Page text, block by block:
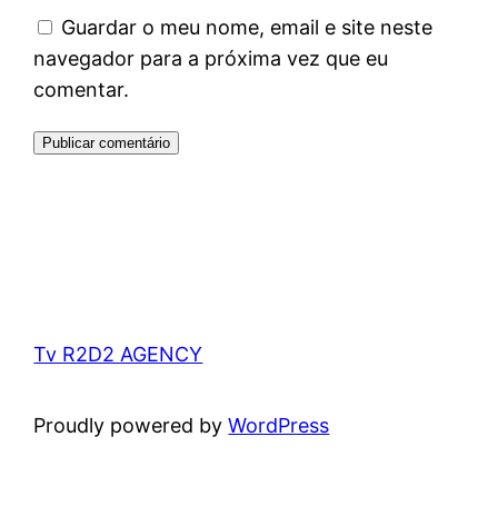
Guardar o meu nome, email e site neste
navegador para a próxima vez que eu
comentar.
Tv R2D2 AGENCY
Proudly powered byWordPress